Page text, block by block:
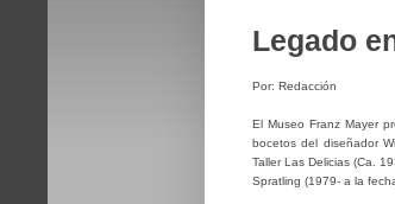
Legado
Por: Redacción
El Museo Franz Mayer
bocetos del diseñador
Taller Las Delicias (Ca.
Spratling (1979- a la